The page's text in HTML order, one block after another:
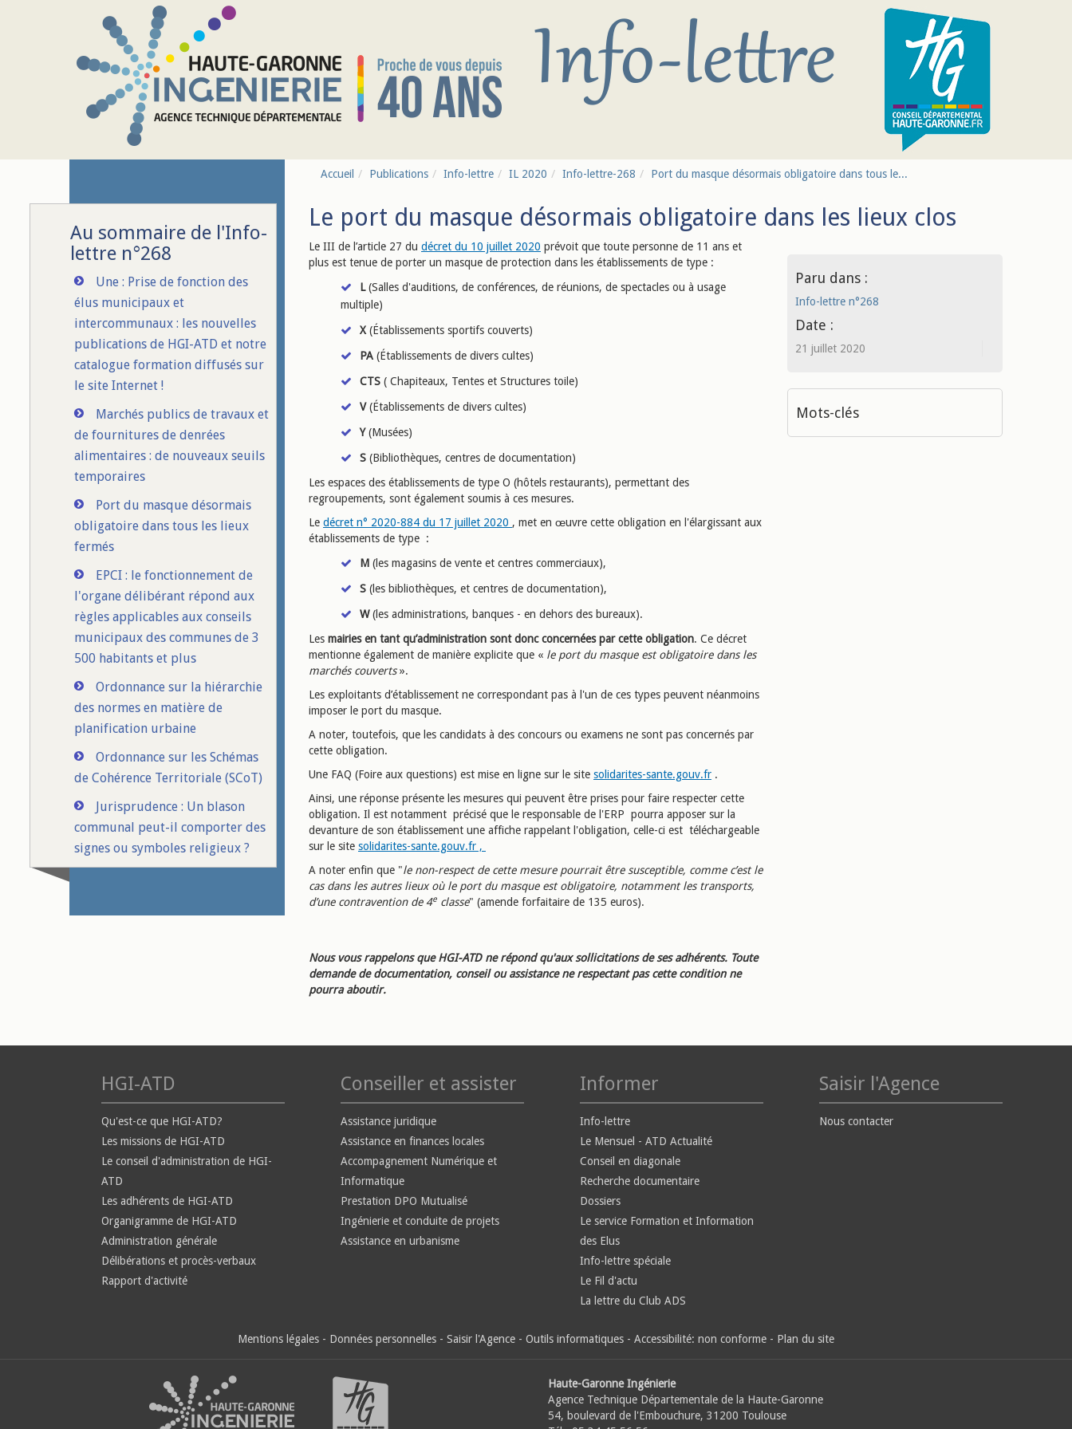
Au sommaire de l'Info-
lettre n°268
Une : Prise de fonction des
élus municipaux et
intercommunaux : les nouvelles
publications de HGI-ATD et notre
catalogue formation diffusés sur
le site Internet !
Marchés publics de travaux et
de fournitures de denrées
alimentaires : de nouveaux seuils
temporaires
Port du masque désormais
obligatoire dans tous les lieux
fermés
EPCI : le fonctionnement de
l'organe délibérant répond aux
règles applicables aux conseils
municipaux des communes de 3
500 habitants et plus
Ordonnance sur la hiérarchie
des normes en matière de
planification urbaine
Ordonnance sur les Schémas
de Cohérence Territoriale (SCoT)
Jurisprudence : Un blason
communal peut-il comporter des
signes ou symboles religieux ?
Accueil Publications Info-lettre IL 2020 Info-lettre-268 Port du masque désormais obligatoire dans tous le...
Le port du masque désormais obligatoire dans les lieux clos
Le III de l’article 27 du décret du 10 juillet 2020 prévoit que toute personne de 11 ans et
plus est tenue de porter un masque de protection dans les établissements de type :
L(Salles d'auditions, de conférences, de réunions, de spectacles ou à usage
multiple)
X (Établissements sportifs couverts)
PA (Établissements de divers cultes)
CTS ( Chapiteaux, Tentes et Structures toile)
V(Établissements de divers cultes)
Y(Musées)
S (Bibliothèques, centres de documentation)
Les espaces des établissements de type O (hôtels restaurants), permettant des
regroupements, sont également soumis à ces mesures.
Le décret n° 2020-884 du 17 juillet 2020 , met en œuvre cette obligation en l'élargissant aux
établissements de type :
M (les magasins de vente et centres commerciaux),
S (les bibliothèques, et centres de documentation),
W(les administrations, banques - en dehors des bureaux).
Les mairies en tant qu’administration sont donc concernées par cette obligation. Ce décret
mentionne également de manière explicite que « le port du masque est obligatoire dans les
marchés couverts».
Les exploitants d’établissement ne correspondant pas à l'un de ces types peuvent néanmoins
imposer le port du masque.
A noter, toutefois, que les candidats à des concours ou examens ne sont pas concernés par
cette obligation.
Une FAQ (Foire aux questions) est mise en ligne sur le site solidarites-sante.gouv.fr .
Ainsi, une réponse présente les mesures qui peuvent être prises pour faire respecter cette
obligation. Il est notamment précisé que le responsable de l'ERP pourra apposer sur la
devanture de son établissement une affiche rappelant l'obligation, celle-ci est téléchargeable
sur le site solidarites-sante.gouv.fr ,
A noter enfin que "le non-respect de cette mesure pourrait être susceptible, comme c’est le
cas dans les autres lieux où le port du masque est obligatoire, notamment les transports,
d’une contravention de 4e classe" (amende forfaitaire de 135 euros).
Nous vous rappelons que HGI-ATD ne répond qu'aux sollicitations de ses adhérents. Toute
demande de documentation, conseil ou assistance ne respectant pas cette condition ne
pourra aboutir.
Paru dans :
Info-lettre n°268
Date :
21 juillet 2020
Mots-clés
HGI-ATD
Qu'est-ce que HGI-ATD?
Les missions de HGI-ATD
Le conseil d'administration de HGI-
ATD
Les adhérents de HGI-ATD
Organigramme de HGI-ATD
Administration générale
Délibérations et procès-verbaux
Rapport d'activité
Conseiller et assister
Assistance juridique
Assistance en finances locales
Accompagnement Numérique et
Informatique
Prestation DPO Mutualisé
Ingénierie et conduite de projets
Assistance en urbanisme
Informer
Info-lettre
Le Mensuel - ATD Actualité
Conseil en diagonale
Recherche documentaire
Dossiers
Le service Formation et Information
des Elus
Info-lettre spéciale
Le Fil d'actu
La lettre du Club ADS
Saisir l'Agence
Nous contacter
Mentions légales - Données personnelles - Saisir l'Agence - Outils informatiques - Accessibilité: non conforme - Plan du site
Haute-Garonne Ingénierie
Agence Technique Départementale de la Haute-Garonne
54, boulevard de l'Embouchure, 31200 Toulouse